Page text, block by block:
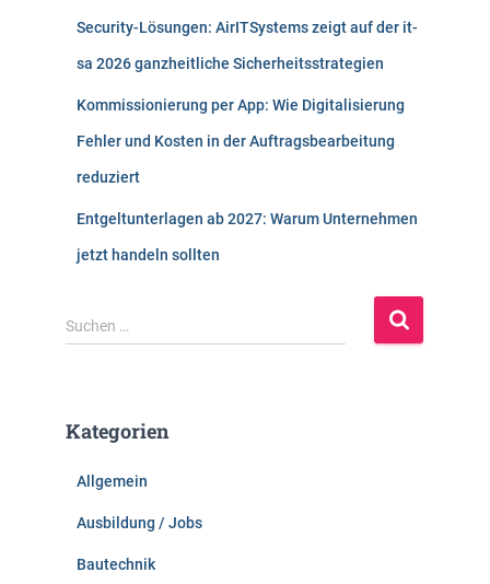
Security-Lösungen: AirITSystems zeigt auf der it-
sa 2026 ganzheitliche Sicherheitsstrategien
Kommissionierung per App: Wie Digitalisierung
Fehler und Kosten in der Auftragsbearbeitung
reduziert
Entgeltunterlagen ab 2027: Warum Unternehmen
jetzt handeln sollten
S
u
n
Suchen …
Kategorien
Allgemein
Ausbildung / Jobs
Bautechnik